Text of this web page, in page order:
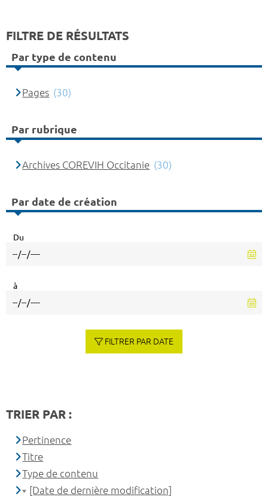
FILTRE DE RÉSULTATS
Par type de contenu
Pages (30)
Par rubrique
Archives COREVIH Occitanie (30)
Par date de création
Du
à
FILTRER PAR DATE
TRIER PAR :
Pertinence
Titre
Type de contenu
[Date de dernière modification]